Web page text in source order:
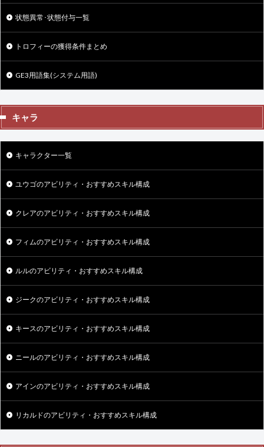
状態異常･状態付与一覧
トロフィーの獲得条件まとめ
GE3用語集(システム用語)
キャラ
キャラクター一覧
ユウゴのアビリティ・おすすめスキル構成
クレアのアビリティ・おすすめスキル構成
フィムのアビリティ・おすすめスキル構成
ルルのアビリティ・おすすめスキル構成
ジークのアビリティ・おすすめスキル構成
キースのアビリティ・おすすめスキル構成
ニールのアビリティ・おすすめスキル構成
アインのアビリティ・おすすめスキル構成
リカルドのアビリティ・おすすめスキル構成